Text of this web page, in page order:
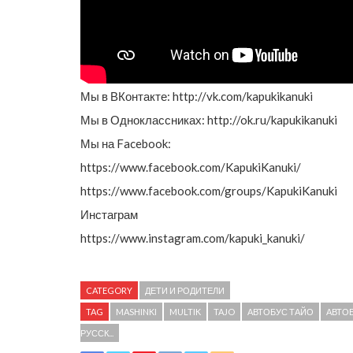
Мы в ВКонтакте: http://vk.com/kapukikanuki
Мы в Одноклассниках: http://ok.ru/kapukikanuki
Мы на Facebook:
https://www.facebook.com/KapukiKanuki/
https://www.facebook.com/groups/KapukiKanuki
Инстаграм
https://www.instagram.com/kapuki_kanuki/
CATEGORY ДЕТИ И РОДИТЕЛИ
TAG MASHINKI MULTIK TAJO АВТОБУС ТАЙО
РУССК...